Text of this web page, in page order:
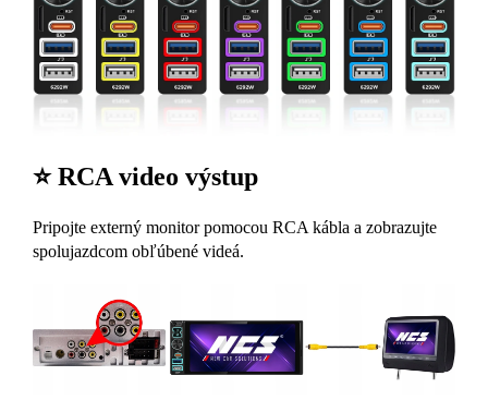
⭐ RCA video výstup
Pripojte externý monitor pomocou RCA kábla a zobrazujte
spolujazdcom obľúbené videá.